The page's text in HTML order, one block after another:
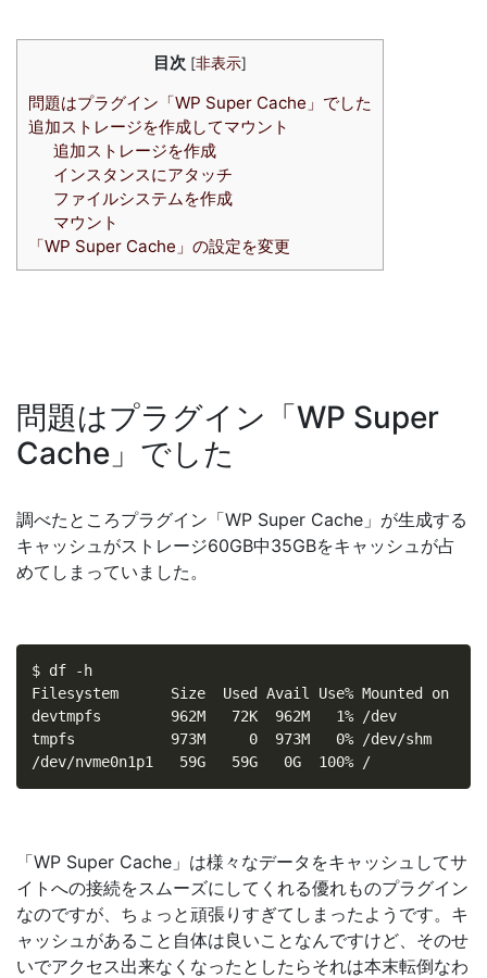
目次 [非表示]
問題はプラグイン「WP Super Cache」でした
追加ストレージを作成してマウント
追加ストレージを作成
インスタンスにアタッチ
ファイルシステムを作成
マウント
「WP Super Cache」の設定を変更
問題はプラグイン「WP Super
Cache」でした
調べたところプラグイン「WP Super Cache」が生成する
キャッシュがストレージ60GB中35GBをキャッシュが占
めてしまっていました。
$ df -h
Filesystem      Size  Used Avail Use% Mounted on
devtmpfs        962M   72K  962M   1% /dev
tmpfs           973M     0  973M   0% /dev/shm
/dev/nvme0n1p1   59G   59G   0G  100% /
「WP Super Cache」は様々なデータをキャッシュしてサ
イトへの接続をスムーズにしてくれる優れものプラグイン
なのですが、ちょっと頑張りすぎてしまったようです。キ
ャッシュがあること自体は良いことなんですけど、そのせ
いでアクセス出来なくなったとしたらそれは本末転倒なわ